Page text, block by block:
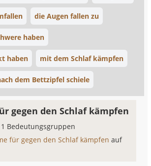
die Augen fallen zu
haben
haben mit dem Schlaf kämpfen
dem Bettzipfel schiele
gegen den Schlaf kämpfen
Bedeutungsgruppen
für gegen den Schlaf kämpfenauf